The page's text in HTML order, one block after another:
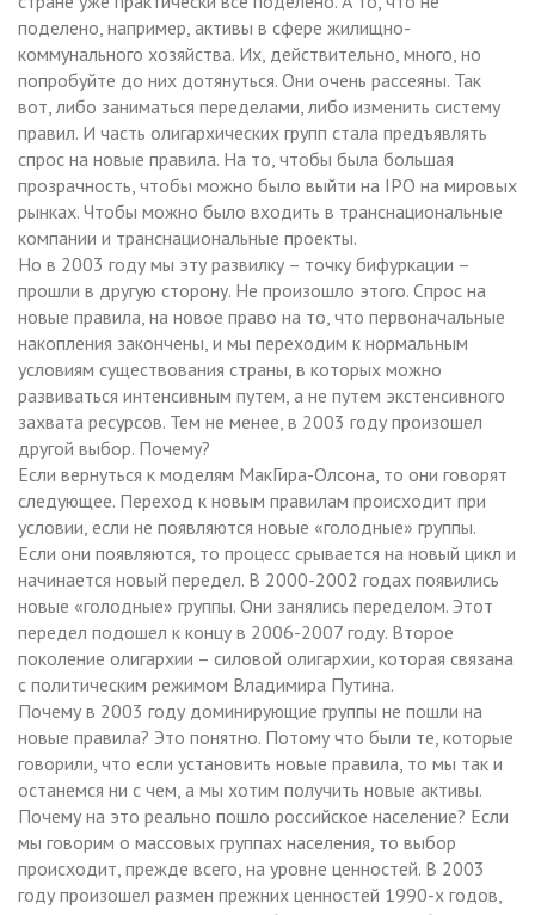
поделено, например, активы в сфере жилищно-
коммунального хозяйства. Их, действительно, много, но
попробуйте до них дотянуться. Они очень рассеяны. Так
вот, либо заниматься переделами, либо изменить систему
правил. И часть олигархических групп стала предъявлять
спрос на новые правила. На то, чтобы была большая
прозрачность, чтобы можно было выйти на IPO на мировых
рынках. Чтобы можно было входить в транснациональные
компании и транснациональные проекты.
Но в 2003 году мы эту развилку – точку бифуркации –
прошли в другую сторону. Не произошло этого. Спрос на
новые правила, на новое право на то, что первоначальные
накопления закончены, и мы переходим к нормальным
условиям существования страны, в которых можно
развиваться интенсивным путем, а не путем экстенсивного
захвата ресурсов. Тем не менее, в 2003 году произошел
другой выбор. Почему?
Если вернуться к моделям МакГира-Олсона, то они говорят
следующее. Переход к новым правилам происходит при
условии, если не появляются новые «голодные» группы.
Если они появляются, то процесс срывается на новый цикл и
начинается новый передел. В 2000-2002 годах появились
новые «голодные» группы. Они занялись переделом. Этот
передел подошел к концу в 2006-2007 году. Второе
поколение олигархии – силовой олигархии, которая связана
с политическим режимом Владимира Путина.
Почему в 2003 году доминирующие группы не пошли на
новые правила? Это понятно. Потому что были те, которые
говорили, что если установить новые правила, то мы так и
останемся ни с чем, а мы хотим получить новые активы.
Почему на это реально пошло российское население? Если
мы говорим о массовых группах населения, то выбор
происходит, прежде всего, на уровне ценностей. В 2003
году произошел размен прежних ценностей 1990-х годов,